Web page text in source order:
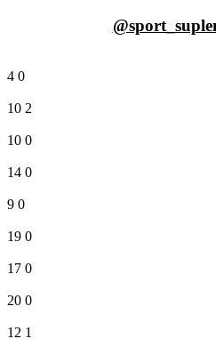
4 0
10 2
10 0
14 0
9 0
19 0
17 0
20 0
12 1